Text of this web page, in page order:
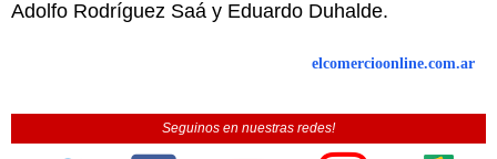
Adolfo Rodríguez Saá y Eduardo Duhalde.
elcomercioonline.com.ar
Seguinos en nuestras redes!